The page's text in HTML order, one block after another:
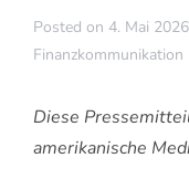
Posted on 4. Mai 2026
Finanzkommunikation
Diese
amerikanische